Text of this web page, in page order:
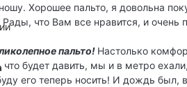
Хорошее пальто, я довольна
что Вам все нравится, и
пальто! Настолько
будет давить, мы и в метро
его теперь носить! И дождь был,